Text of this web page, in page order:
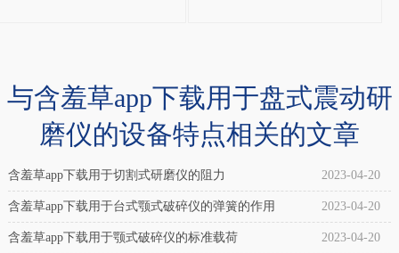
内部冲入压缩空气来
实现力的..
避
震
改
用
橡
与含羞草app下载用于盘式震动研
磨仪的设备特点相关的文章
含羞草app下载用于切割式研磨仪的阻力 2023-04-20
含羞草app下载用于台式颚式破碎仪的弹簧的作用 2023-04-20
含羞草app下载用于颚式破碎仪的标准载荷 2023-04-20